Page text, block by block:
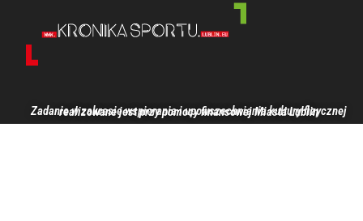
Zadanie w zakresie wspierania i upowszechniania kultury fizycznej realizowane jest przy pomocy finansowej Miasta Lublin